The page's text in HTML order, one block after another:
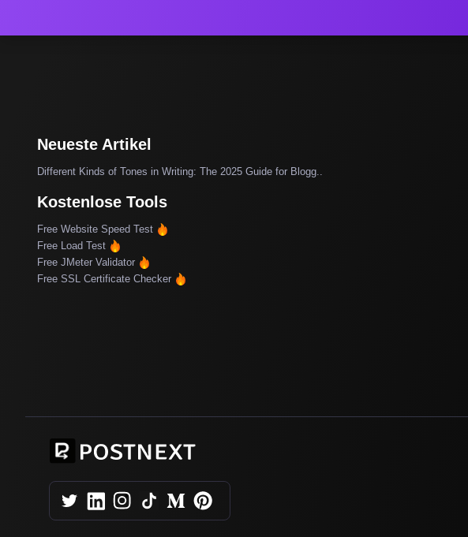
Neueste Artikel
Different Kinds of Tones in Writing: The 2025 Guide for Blogg..
Kostenlose Tools
Free Website Speed Test
Free Load Test
Free JMeter Validator
Free SSL Certificate Checker